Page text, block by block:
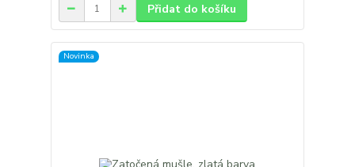
Přidat do košíku
Novinka